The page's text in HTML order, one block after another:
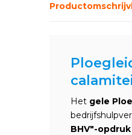
Het gele
BHV"-opdruk